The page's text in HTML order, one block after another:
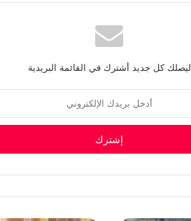
ليصلك كل جديد أشترك في القائمة البريدية